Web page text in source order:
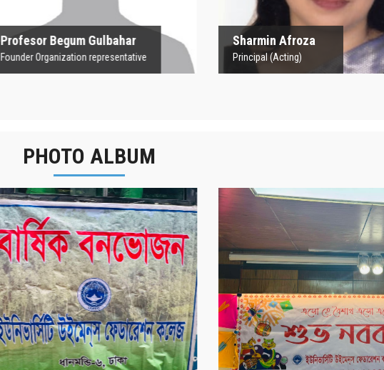
Profesor Begum Gulbahar
Founder Organization representative
Sharmin Afroza
Principal (Acting)
PHOTO ALBUM
বার্ষিক বনভোজন ২০২৫ বাংলা নববর্ষ ১৪৩২ উদযাপন